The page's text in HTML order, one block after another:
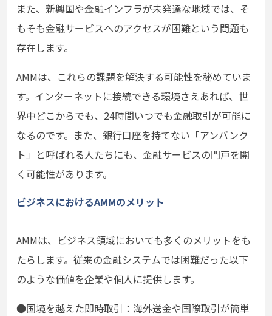
また、新興国や金融インフラが未発達な地域では、そ
もそも金融サービスへのアクセスが困難という問題も
存在します。
AMMは、これらの課題を解決する可能性を秘めていま
す。インターネットに接続できる環境さえあれば、世
界中どこからでも、24時間いつでも金融取引が可能に
なるのです。また、銀行口座を持てない「アンバンク
ト」と呼ばれる人たちにも、金融サービスの門戸を開
く可能性があります。
ビジネスにおけるAMMのメリット
AMMは、ビジネス領域においても多くのメリットをも
たらします。従来の金融システムでは困難だった以下
のような価値を企業や個人に提供します。
●国境を越えた即時取引：海外送金や国際取引が簡単